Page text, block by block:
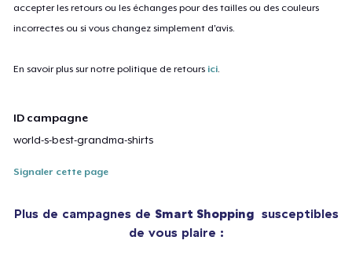
accepter les retours ou les échanges pour des tailles ou des couleurs
incorrectes ou si vous changez simplement d'avis.
En savoir plus sur notre politique de retours ici.
ID campagne
world-s-best-grandma-shirts
Signaler cette page
Plus de campagnes de Smart Shopping susceptibles
de vous plaire :